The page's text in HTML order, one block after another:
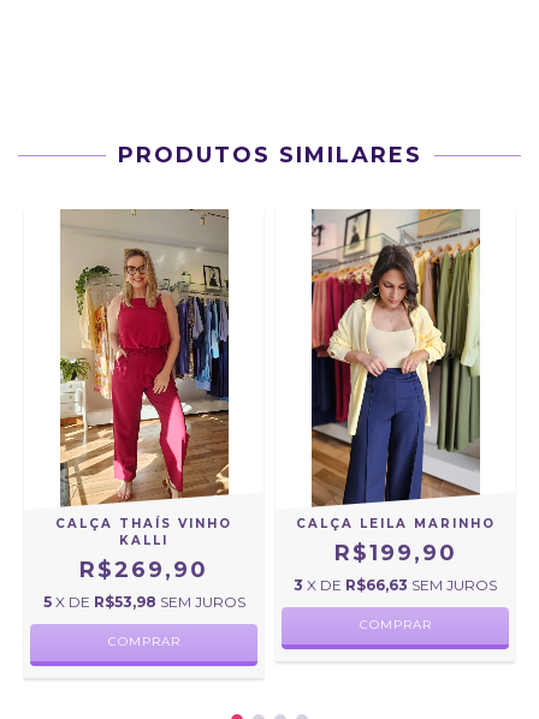
PRODUTOS SIMILARES
CALÇA THAÍS VINHO
KALLI
R$269,90
5 X DE R$53,98 SEM JUROS
COMPRAR
CALÇA LEILA MARINHO
R$199,90
3 X DE R$66,63 SEM JUROS
COMPRAR